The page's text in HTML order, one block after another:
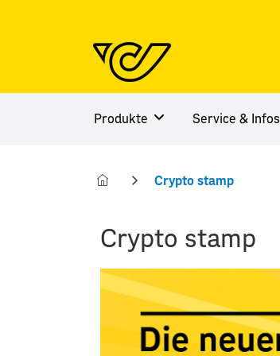
Produkte Service & Infos
Crypto stamp
Crypto stamp